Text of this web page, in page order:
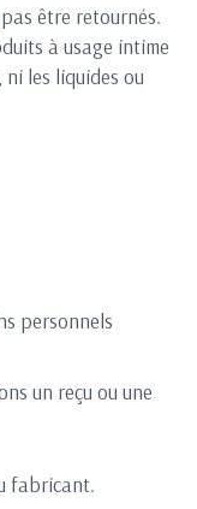
être retournés.
à usage intime
les liquides ou
personnels
un reçu ou une
fabricant.